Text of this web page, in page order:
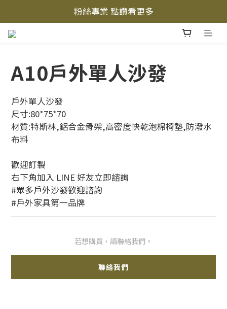
立即加入LINE好友
立即加入LINE好友
A10戶外單人沙發
戶外單人沙發
尺寸:80*75*70
材質:特斯林,鋁合金骨架,高密度快乾泡棉椅墊,防潑水
布料
歡迎訂製
右下角加入 LINE 好友立即諮詢
#眾多戶外沙發歡迎諮詢
#戶外家具第一品牌
若想購買，請聯絡我們。
聯絡我們